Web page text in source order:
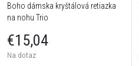
Boho dámska kryštálová retiazka
na nohu Trio
€15,04
Na dotaz